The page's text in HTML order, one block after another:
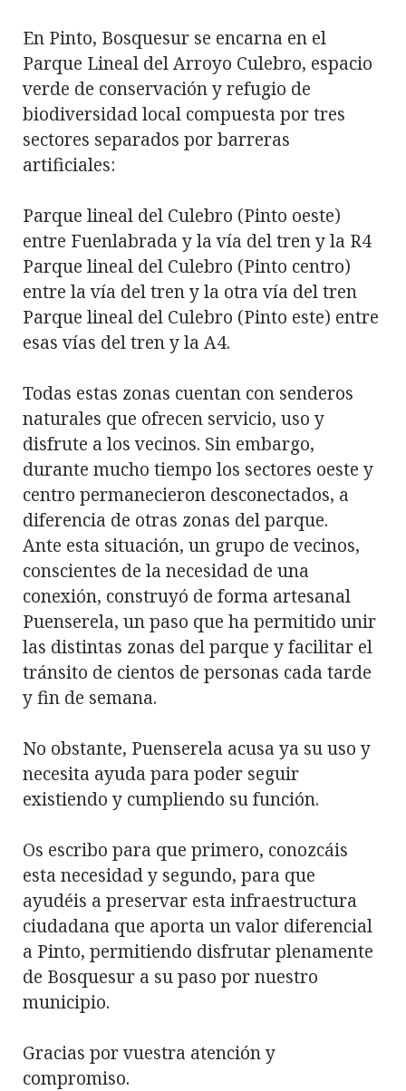
En Pinto, Bosquesur se encarna en el
Parque Lineal del Arroyo Culebro, espacio
verde de conservación y refugio de
biodiversidad local compuesta por tres
sectores separados por barreras
artificiales:
Parque lineal del Culebro (Pinto oeste)
entre Fuenlabrada y la vía del tren y la R4
Parque lineal del Culebro (Pinto centro)
entre la vía del tren y la otra vía del tren
Parque lineal del Culebro (Pinto este) entre
esas vías del tren y la A4.
Todas estas zonas cuentan con senderos
naturales que ofrecen servicio, uso y
disfrute a los vecinos. Sin embargo,
durante mucho tiempo los sectores oeste y
centro permanecieron desconectados, a
diferencia de otras zonas del parque.
Ante esta situación, un grupo de vecinos,
conscientes de la necesidad de una
conexión, construyó de forma artesanal
Puenserela, un paso que ha permitido unir
las distintas zonas del parque y facilitar el
tránsito de cientos de personas cada tarde
y fin de semana.
No obstante, Puenserela acusa ya su uso y
necesita ayuda para poder seguir
existiendo y cumpliendo su función.
Os escribo para que primero, conozcáis
esta necesidad y segundo, para que
ayudéis a preservar esta infraestructura
ciudadana que aporta un valor diferencial
a Pinto, permitiendo disfrutar plenamente
de Bosquesur a su paso por nuestro
municipio.
Gracias por vuestra atención y
compromiso.